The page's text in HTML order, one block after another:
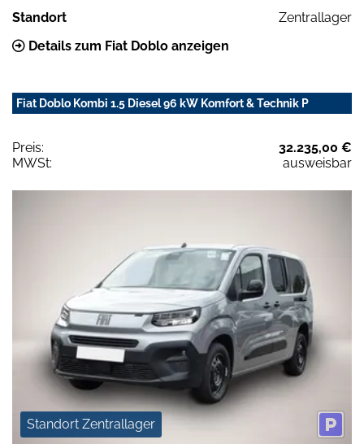
Standort
Zentrallager
Details zum Fiat Doblo anzeigen
Fiat Doblo Kombi 1.5 Diesel 96 kW Komfort & Technik P
Preis:
32.235,00 €
MWSt:
ausweisbar
Standort Zentrallager